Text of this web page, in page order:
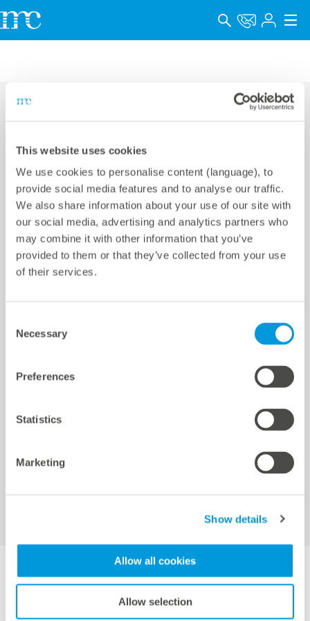
This website uses cookies
We use cookies to personalise content (language), to
provide social media features and to analyse our traffic.
We also share information about your use of our site with
our social media, advertising and analytics partners who
may combine it with other information that you’ve
provided to them or that they’ve collected from your use
of their services.
Selection
Necessary
Preferences
Statistics
Marketing
Show details
Allow all cookies
Allow selection
会社概要
キャリア
Language
インプリント
データプライバシー
Cookie settings
メテオコントロールジャパン株式会社
KR GINZA II 6F,
2-15-2 Ginza, Chuo-ku,
Tokyo 104-0061, Japan
Phone +81 3 5990 5373
E-mail info@meteocontrol.jp
クイックリンク
ロケーション
ダウンロード
認証と宣言
DE EN FR IT ES JP